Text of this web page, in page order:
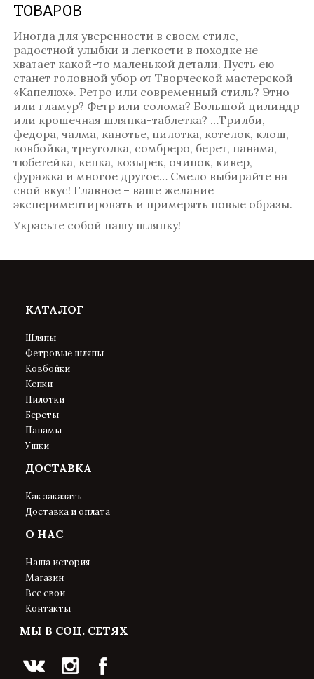
ТОВАРОВ
Иногда для уверенности в своем стиле,
радостной улыбки и легкости в походке не
хватает какой-то маленькой детали. Пусть ею
станет головной убор от Творческой мастерской
«Капелюх». Ретро или современный стиль? Этно
или гламур? Фетр или солома? Большой цилиндр
или крошечная шляпка-таблетка? …Трилби,
федора, чалма, канотье, пилотка, котелок, клош,
ковбойка, треуголка, сомбреро, берет, панама,
тюбетейка, кепка, козырек, очипок, кивер,
фуражка и многое другое… Смело выбирайте на
свой вкус! Главное – ваше желание
экспериментировать и примерять новые образы.
Украсьте собой нашу шляпку!
КАТАЛОГ
Шляпы
Фетровые шляпы
Ковбойки
Кепки
Пилотки
Береты
Панамы
Ушки
ДОСТАВКА
Как заказать
Доставка и оплата
О НАС
Наша история
Магазин
Все свои
Контакты
МЫ В СОЦ. СЕТЯХ